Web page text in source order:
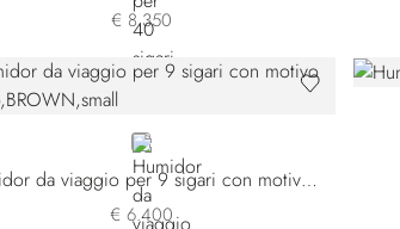
€ 8.350
BROWN
Humidor da viaggio per 9 sigari con motivo cavallo
€ 6.400